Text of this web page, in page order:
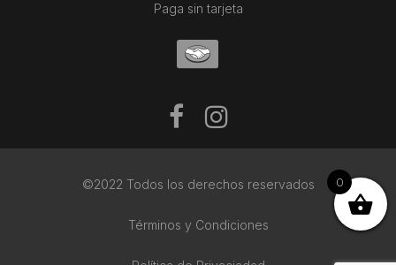
Paga sin tarjeta
©2022 Todos los derechos reservados
Términos y Condiciones
0